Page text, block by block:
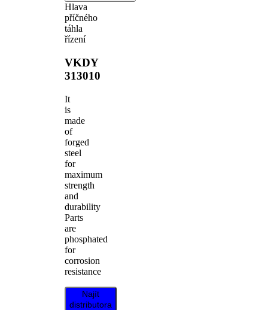
Hlava
příčného
táhla
řízení
VKDY
313010
It
is
made
of
forged
steel
for
maximum
strength
and
durability
Parts
are
phosphated
for
corrosion
resistance
Najít
distributora